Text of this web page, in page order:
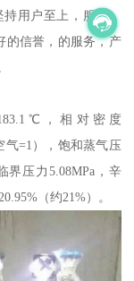
持用户至上，服务，
的信誉，的服务，产
，相对密度
气=1），饱和蒸气压
界压力5.08MPa，辛
（约21%）。